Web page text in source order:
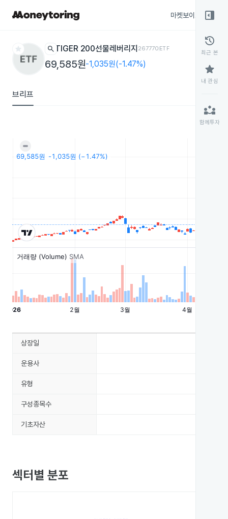
마켓보이스
star search TIGER 200선물레버리지 267770ETF
69,585원-1,035원(-1.47%)
브리프
right_panel_open
history
최근 본
star
내 관심
partner_exchange
함께투자